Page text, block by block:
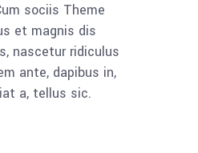
sociis Theme
et magnis dis
nascetur ridiculus
ante, dapibus in,
a, tellus sic.